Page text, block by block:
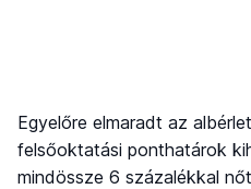
Egyelőre elmaradt az
felsőoktatási ponthatárok
mindössze 6 százalékkal